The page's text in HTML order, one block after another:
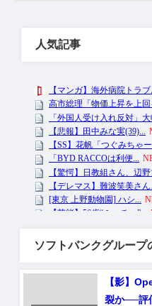
人気記事
ソフトバンクグループ
【影】
裂か──評